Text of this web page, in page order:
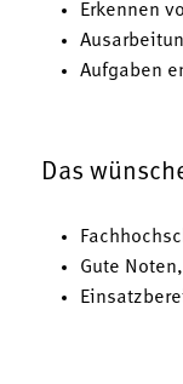
Erkennen
Aufgaben
Das
Gute